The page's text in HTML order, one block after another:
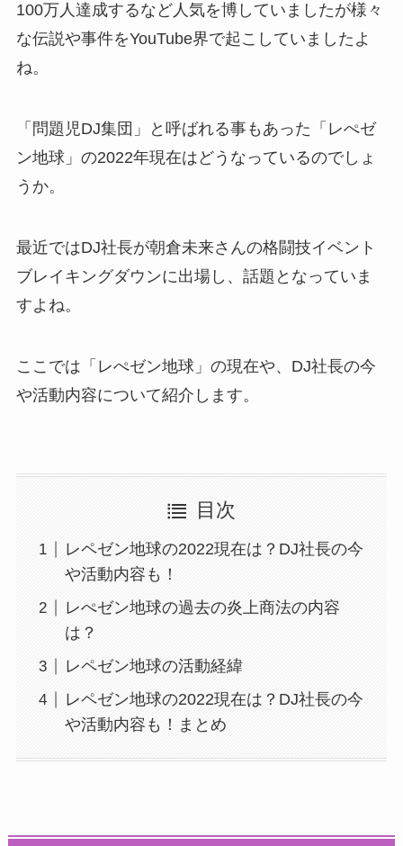
100万人達成するなど人気を博していましたが様々
な伝説や事件をYouTube界で起こしていましたよ
ね。
「問題児DJ集団」と呼ばれる事もあった「レぺゼ
ン地球」の2022年現在はどうなっているのでしょ
うか。
最近ではDJ社長が朝倉未来さんの格闘技イベント
ブレイキングダウンに出場し、話題となっていま
すよね。
ここでは「レぺゼン地球」の現在や、DJ社長の今
や活動内容について紹介します。
目次
レペゼン地球の2022現在は？DJ社長の今
や活動内容も！
レぺゼン地球の過去の炎上商法の内容
は？
レペゼン地球の活動経緯
レペゼン地球の2022現在は？DJ社長の今
や活動内容も！まとめ